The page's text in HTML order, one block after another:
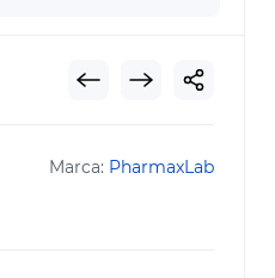
Marca: PharmaxLab